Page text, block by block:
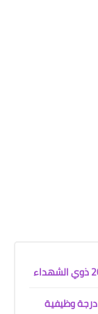
المتقدمين على الـ 13 ألف درجة وظيفية